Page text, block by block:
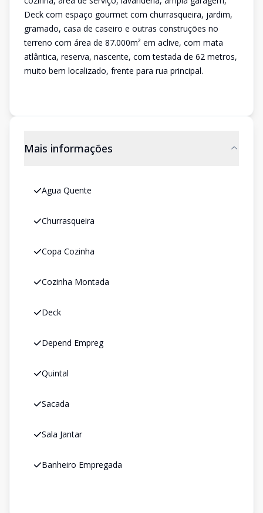
Deck com espaço gourmet com churrasqueira, jardim,
gramado, casa de caseiro e outras construções no
terreno com área de 87.000m² em aclive, com mata
atlântica, reserva, nascente, com testada de 62 metros,
muito bem localizado, frente para rua principal.
Mais informações
Agua Quente
Churrasqueira
Copa Cozinha
Cozinha Montada
Deck
Depend Empreg
Quintal
Sacada
Sala Jantar
Banheiro Empregada